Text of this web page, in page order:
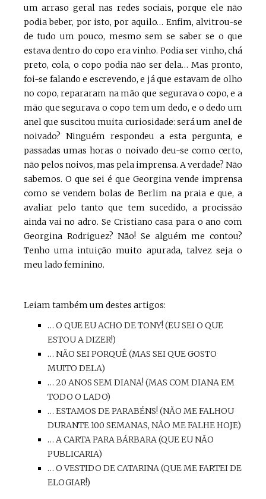
um arraso geral nas redes sociais, porque ele não
podia beber, por isto, por aquilo… Enfim, alvitrou-se
de tudo um pouco, mesmo sem se saber se o que
estava dentro do copo era vinho. Podia ser vinho, chá
preto, cola, o copo podia não ser dela… Mas pronto,
foi-se falando e escrevendo, e já que estavam de olho
no copo, repararam na mão que segurava o copo, e a
mão que segurava o copo tem um dedo, e o dedo um
anel que suscitou muita curiosidade: será um anel de
noivado? Ninguém respondeu a esta pergunta, e
passadas umas horas o noivado deu-se como certo,
não pelos noivos, mas pela imprensa. A verdade? Não
sabemos. O que sei é que Georgina vende imprensa
como se vendem bolas de Berlim na praia e que, a
avaliar pelo tanto que tem sucedido, a procissão
ainda vai no adro. Se Cristiano casa para o ano com
Georgina Rodriguez? Não! Se alguém me contou?
Tenho uma intuição muito apurada, talvez seja o
meu lado feminino.
Leiam também um destes artigos:
… O QUE EU ACHO DE TONY! (EU SEI O QUE
ESTOU A DIZER!)
… NÃO SEI PORQUÊ (MAS SEI QUE GOSTO
MUITO DELA)
… 20 ANOS SEM DIANA! (MAS COM DIANA EM
TODO O LADO)
… ESTAMOS DE PARABÉNS! (NÃO ME FALHOU
DURANTE 100 SEMANAS, NÃO ME FALHE HOJE)
… A CARTA PARA BÁRBARA (QUE EU NÃO
PUBLICARIA)
… O VESTIDO DE CATARINA (QUE ME FARTEI DE
ELOGIAR!)